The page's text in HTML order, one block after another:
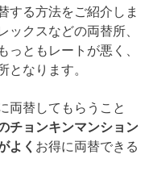
する方法をご紹介しま
クスなどの両替所、
ともレートが悪く、
なります。
両替してもらうこと
チョンキンマンション
よく お得に両替できる